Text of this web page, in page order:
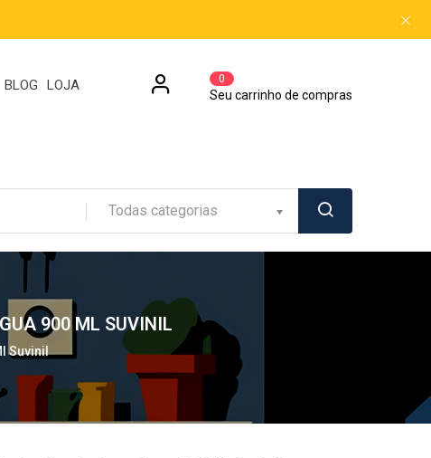
BLOG LOJA
Seu carrinho de compras
0
Todas categorias
900 ML SUVINIL
Suvinil